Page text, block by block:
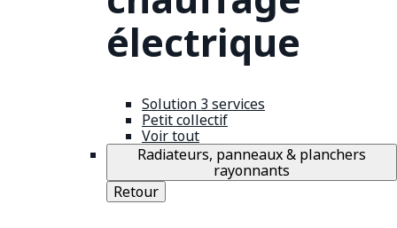
électrique
Solution 3 services
Petit collectif
Voir tout
Radiateurs, panneaux & planchers
rayonnants
Retour